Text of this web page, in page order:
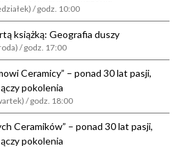
/ godz. 10:00
książką: Geografia duszy
/ godz. 17:00
Ceramicy” – ponad 30 lat pasji,
pokolenia
/ godz. 18:00
Ceramików” – ponad 30 lat pasji,
pokolenia